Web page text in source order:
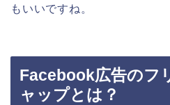
もいいですね。
Facebook広告のフ
ャップとは？